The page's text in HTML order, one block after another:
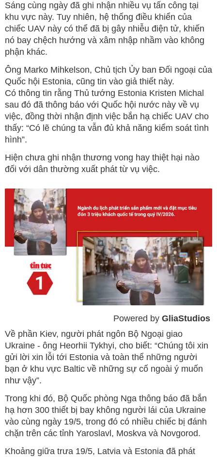
Sáng cùng ngày đã ghi nhận nhiều vụ tấn công tại
khu vực này. Tuy nhiên, hệ thống điều khiển của
chiếc UAV này có thể đã bị gây nhiễu điện tử, khiến
nó bay chệch hướng và xâm nhập nhầm vào không
phận khác.
Ông Marko Mihkelson, Chủ tịch Ủy ban Đối ngoại của
Quốc hội Estonia, cũng tin vào giả thiết này.
Có thông tin rằng Thủ tướng Estonia Kristen Michal
sau đó đã thông báo với Quốc hội nước này về vụ
việc, đồng thời nhận định việc bắn hạ chiếc UAV cho
thấy: “Có lẽ chúng ta vẫn đủ khả năng kiểm soát tình
hình”.
Hiện chưa ghi nhận thương vong hay thiệt hại nào
đối với dân thường xuất phát từ vụ việc.
Powered by GliaStudios
Về phần Kiev, người phát ngôn Bộ Ngoại giao
Ukraine - ông Heorhii Tykhyi, cho biết: “Chúng tôi xin
gửi lời xin lỗi tới Estonia và toàn thể những người
bạn ở khu vực Baltic về những sự cố ngoài ý muốn
như vậy”.
Trong khi đó, Bộ Quốc phòng Nga thông báo đã bắn
hạ hơn 300 thiết bị bay không người lái của Ukraine
vào cùng ngày 19/5, trong đó có nhiều chiếc bị đánh
chặn trên các tỉnh Yaroslavl, Moskva và Novgorod.
Khoảng giữa trưa 19/5, Latvia và Estonia đã phát